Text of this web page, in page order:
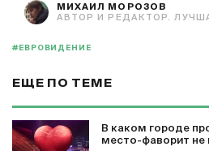
МИХАИЛ МОРОЗОВ
АВТОР И РЕДАКТОР.
#ЕВРОВИДЕНИЕ
ЕЩЕ ПО ТЕМЕ
В каком городе
место-фаворит не